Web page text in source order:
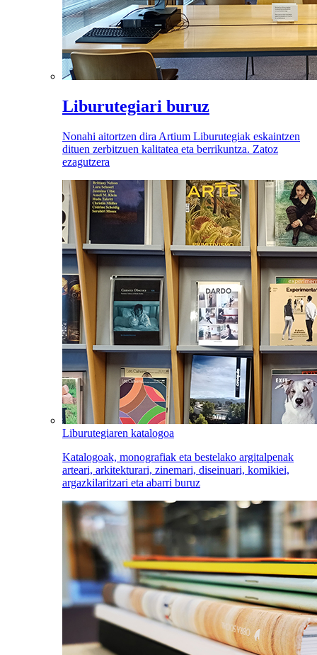
Liburutegiari buruz
Nonahi aitortzen dira Artium Liburutegiak eskaintzen
dituen zerbitzuen kalitatea eta berrikuntza. Zatoz
ezagutzera
Liburutegiaren katalogoa
Katalogoak, monografiak eta bestelako argitalpenak
arteari, arkitekturari, zinemari, diseinuari, komikiei,
argazkilaritzari eta abarri buruz